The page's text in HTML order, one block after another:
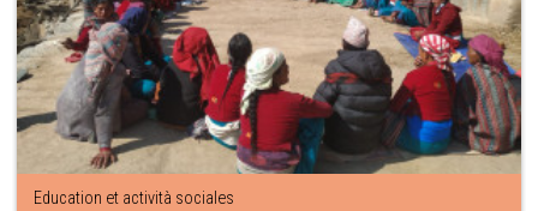
Education et actività sociales